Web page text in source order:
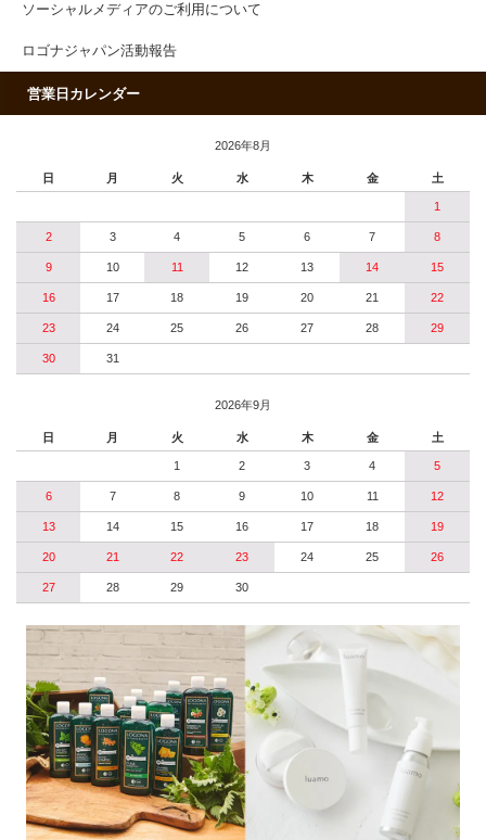
ソーシャルメディアのご利用について
ロゴナジャパン活動報告
営業日カレンダー
2026年8月
日 月 火 水 木 金 土
1
2 3 4 5 6 7 8
9 10 11 12 13 14 15
16 17 18 19 20 21 22
23 24 25 26 27 28 29
30 31
2026年9月
日 月 火 水 木 金 土
1 2 3 4 5
6 7 8 9 10 11 12
13 14 15 16 17 18 19
20 21 22 23 24 25 26
27 28 29 30